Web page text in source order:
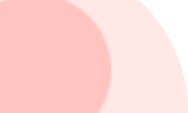
Troax rusning:
i juli, mot 2,2% för jämförelseindex.
bidrog till uppgången. I Troax ser